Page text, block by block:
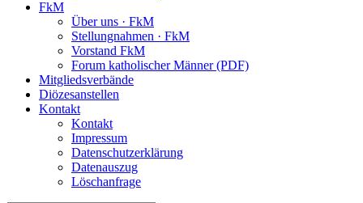
FkM
Über uns · FkM
Stellungnahmen · FkM
Vorstand FkM
Forum katholischer Männer (PDF)
Mitgliedsverbände
Diözesanstellen
Kontakt
Kontakt
Impressum
Datenschutzerklärung
Datenauszug
Löschanfrage